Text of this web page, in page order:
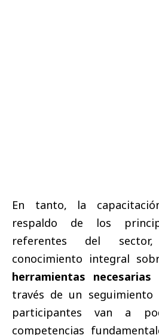
En tanto, la
respaldo de los
referentes del
conocimiento integral
herramientas
través de un seguimiento
participantes van a
competencias